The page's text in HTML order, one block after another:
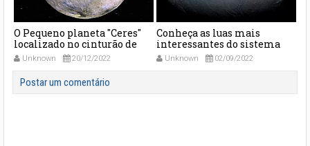
O Pequeno planeta "Ceres"
localizado no cinturão de
asteroides entre Marte e
Júpiter está vivo
Unknown 20/12/2022
Conheça as luas mais
interessantes do sistema
solar
Unknown 02/09/2022
Postar um comentário